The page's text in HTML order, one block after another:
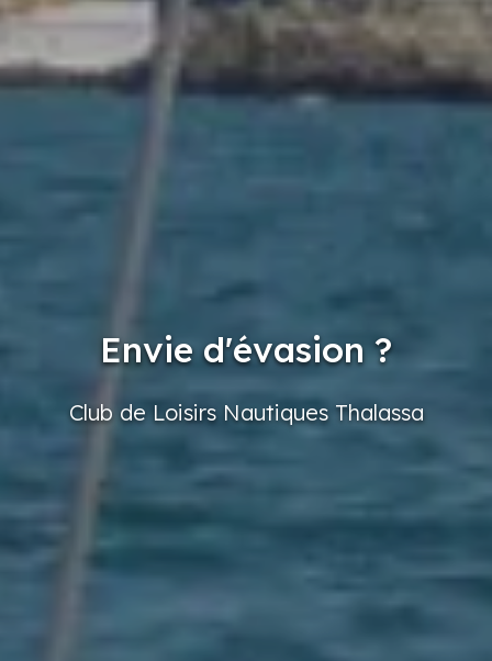
Envie d'évasion ?
Club de Loisirs Nautiques Thalassa